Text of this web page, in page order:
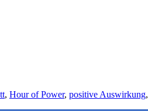
, Hour of Power, positive Auswirkung,